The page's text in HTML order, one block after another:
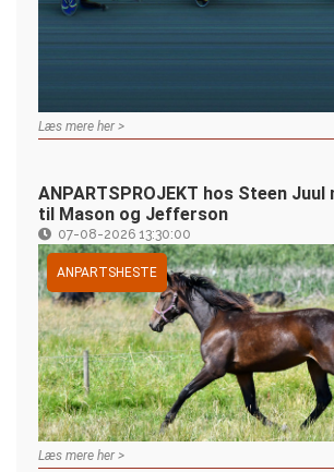
Læs mere her >
ANPARTSPROJEKT hos Steen
til Mason og Jefferson
07-08-2026 13:30:00
ANPARTSHESTE
Læs mere her >